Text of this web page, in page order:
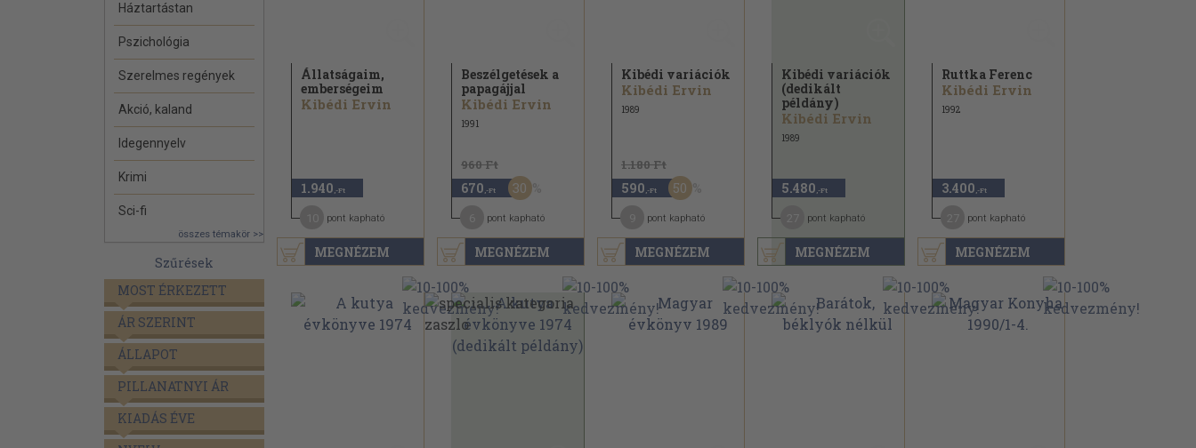
Háztartástan
Pszichológia
Szerelmes regények
Akció, kaland
Idegennyelv
Krimi
Sci-fi
összes témakör >>
Szűrések
MOST ÉRKEZETT
ÁR SZERINT
ÁLLAPOT
PILLANATNYI ÁR
KIADÁS ÉVE
MEGNÉZEM
Állatságaim,
emberségeim
Kibédi Ervin
1.940 ,-Ft
pont kapható
MEGNÉZEM
Beszélgetések a
papagájjal
Kibédi Ervin
1991
960 Ft
670 ,-Ft 30
pont kapható
MEGNÉZEM
Kibédi variációk
Kibédi Ervin
1989
1.180 Ft
590 ,-Ft 50
pont kapható
MEGNÉZEM
Kibédi variációk
(dedikált
példány)
Kibédi Ervin
1989
5.480 ,-Ft
pont kapható
MEGNÉZEM
Ruttka Ferenc
Kibédi Ervin
1992
3.400 ,-Ft
pont kapható